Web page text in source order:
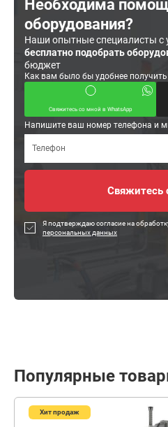
Необходима
оборудования?
Наши опытные специалисты с
бесплатно подобрать
бюджет
Как вам было бы удобнее
Свяжитесь со мной в WhatsApp
Напишите ваш номер телефона и
Я подтверждаю согласие на
персональных данных
Популярные
Хит продаж